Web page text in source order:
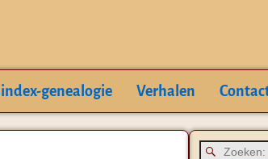
genealogie Verhalen